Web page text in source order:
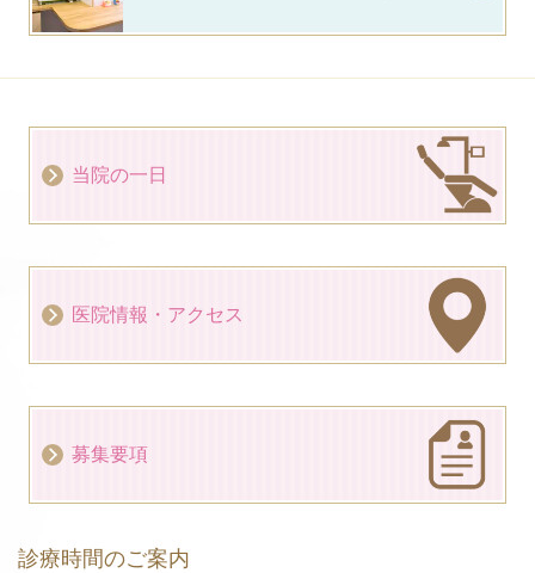
当院の一日
医院情報・アクセス
募集要項
診療時間のご案内